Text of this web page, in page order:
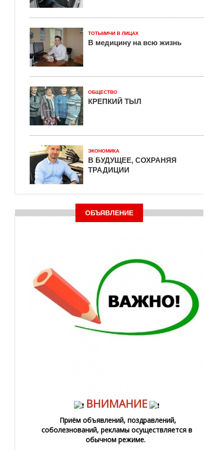
ТОТЬМИЧИ В ЛИЦАХ
В медицину на всю жизнь
ОБЩЕСТВО
КРЕПКИЙ ТЫЛ
ЭКОНОМИКА
В БУДУЩЕЕ, СОХРАНЯЯ
ТРАДИЦИИ
ОБЪЯВЛЕНИЕ
ВНИМАНИЕ
Приём объявлений, поздравлений,
соболезнований, рекламы осуществляется в
обычном режиме.